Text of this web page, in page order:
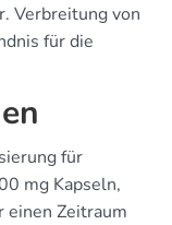
Verbreitung von
für die
für
mg Kapseln,
einen Zeitraum